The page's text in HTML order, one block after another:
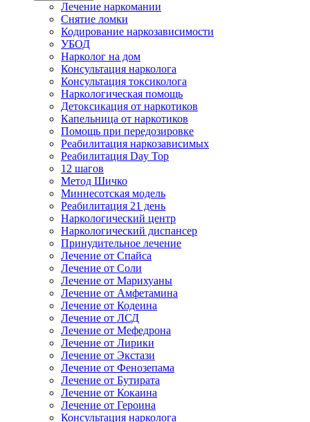
Лечение наркомании
Снятие ломки
Кодирование наркозависимости
УБОД
Нарколог на дом
Консультация нарколога
Консультация токсиколога
Наркологическая помощь
Детоксикация от наркотиков
Капельница от наркотиков
Помощь при передозировке
Реабилитация наркозависимых
Реабилитация Day Top
12 шагов
Метод Шичко
Миннесотская модель
Реабилитация 21 день
Наркологический центр
Наркологический диспансер
Принудительное лечение
Лечение от Спайса
Лечение от Соли
Лечение от Марихуаны
Лечение от Амфетамина
Лечение от Кодеина
Лечение от ЛСД
Лечение от Мефедрона
Лечение от Лирики
Лечение от Экстази
Лечение от Фенозепама
Лечение от Бутирата
Лечение от Кокаина
Лечение от Героина
Консультация нарколога